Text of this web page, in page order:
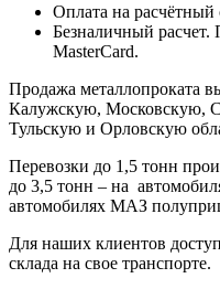
Оплата на расчётный
Безналичный
MasterCard.
Продажа металлопроката
Калужскую, Московскую,
Тульскую и Орловскую
Перевозки до 1,5 тонн
до 3,5 тонн – на
автомобилях МАЗ
Для наших клиентов
склада на свое транспорте.